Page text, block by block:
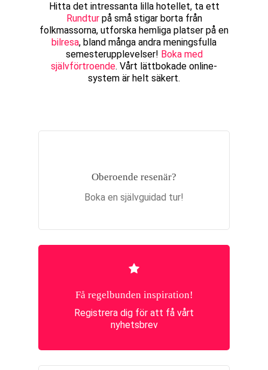
Hitta det intressanta lilla hotellet, ta ett
Rundturpå små stigar borta från
folkmassorna, utforska hemliga platser på en
bilresa, bland många andra meningsfulla
semesterupplevelser! Boka med
självförtroende. Vårt lättbokade online-
system är helt säkert.
Oberoende resenär?
Boka en självguidad tur!
Få regelbunden inspiration!
Registrera dig för att få vårt
nyhetsbrev